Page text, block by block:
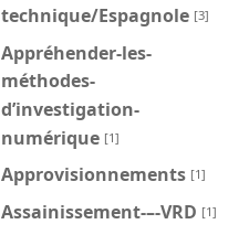
technique/Espagnole [3]
Appréhender-les-
méthodes-
d’investigation-
numérique [1]
Approvisionnements [1]
Assainissement-–-VRD [1]